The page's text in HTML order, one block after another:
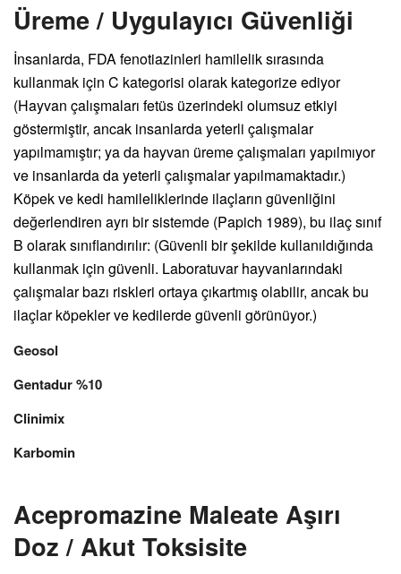
Üreme / Uygulayıcı Güvenliği
İnsanlarda, FDA fenotiazinleri hamilelik sırasında
kullanmak için C kategorisi olarak kategorize ediyor
(Hayvan çalışmaları fetüs üzerindeki olumsuz etkiyi
göstermiştir, ancak insanlarda yeterli çalışmalar
yapılmamıştır; ya da hayvan üreme çalışmaları yapılmıyor
ve insanlarda da yeterli çalışmalar yapılmamaktadır.)
Köpek ve kedi hamileliklerinde ilaçların güvenliğini
değerlendiren ayrı bir sistemde (Papich 1989), bu ilaç sınıf
B olarak sınıflandırılır: (Güvenli bir şekilde kullanıldığında
kullanmak için güvenli. Laboratuvar hayvanlarındaki
çalışmalar bazı riskleri ortaya çıkartmış olabilir, ancak bu
ilaçlar köpekler ve kedilerde güvenli görünüyor.)
Geosol
Gentadur %10
Clinimix
Karbomin
Acepromazine Maleate Aşırı
Doz / Akut Toksisite